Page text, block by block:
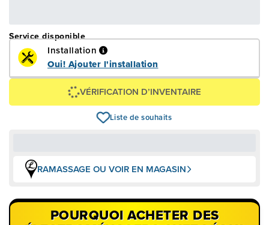
Service disponible
Installation
Oui! Ajouter l'installation
VÉRIFICATION D’INVENTAIRE
Liste de souhaits
RAMASSAGE OU VOIR EN MAGASIN
POURQUOI ACHETER DES